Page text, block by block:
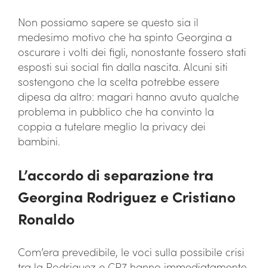
Non possiamo sapere se questo sia il
medesimo motivo che ha spinto Georgina a
oscurare i volti dei figli, nonostante fossero stati
esposti sui social fin dalla nascita. Alcuni siti
sostengono che la scelta potrebbe essere
dipesa da altro: magari hanno avuto qualche
problema in pubblico che ha convinto la
coppia a tutelare meglio la privacy dei
bambini.
L’accordo di separazione tra
Georgina Rodriguez e Cristiano
Ronaldo
Com’era prevedibile, le voci sulla possibile crisi